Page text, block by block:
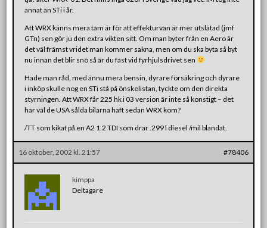
annat än STi i år.
Att WRX känns mera tam är för att effekturvan är mer utslätad (jmf
GTn) sen gör ju den extra vikten sitt. Om man byter från en Aero är
det väl främst vridet man kommer sakna, men om du ska byta så byt
nu innan det blir snö så är du fast vid fyrhjulsdrivet sen
Hade man råd, med ännu mera bensin, dyrare försäkring och dyrare
i inköp skulle nog en STi stå på önskelistan, tyckte om den direkta
styrningen. Att WRX får 225 hk i 03 version är inte så konstigt – det
har väl de USA sålda bilarna haft sedan WRX kom?
/TT som kikat på en A2 1.2 TDI som drar .299 l diesel /mil blandat.
16 oktober, 2002 kl. 21:57 #78406
kimppa
Deltagare